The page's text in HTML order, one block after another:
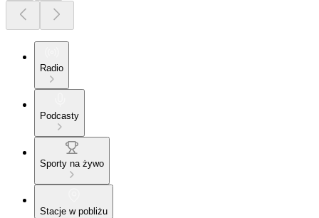
Radio
Podcasty
Sporty na żywo
Stacje w pobliżu